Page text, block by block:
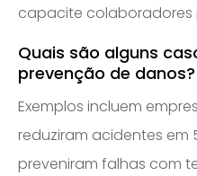
capacite colaboradores
Quais são alguns
prevenção de danos?
Exemplos incluem
reduziram acidentes em
preveniram falhas com